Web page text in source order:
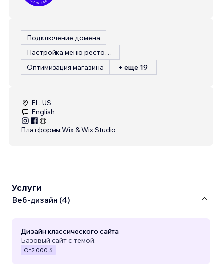
Подключение домена
Настройка меню ресторана
Оптимизация магазина
+ еще 19
FL, US
English
Платформы:Wix & Wix Studio
Услуги
Веб-дизайн (4)
Дизайн классического сайта
Базовый сайт с темой.
От2 000 $